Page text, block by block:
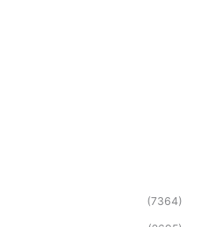
(7364)